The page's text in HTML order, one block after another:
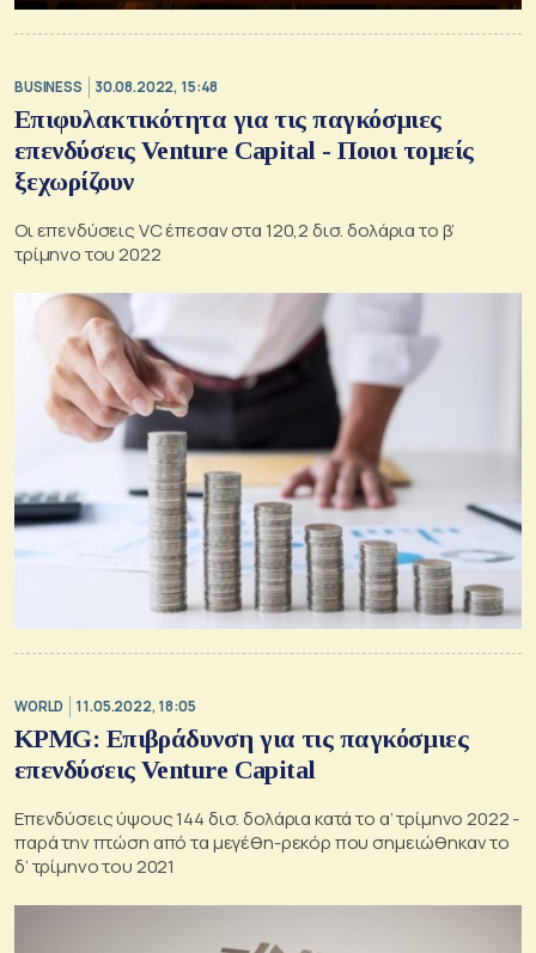
BUSINESS 30.08.2022, 15:48
Επιφυλακτικότητα για τις παγκόσμιες
επενδύσεις Venture Capital - Ποιοι τομείς
ξεχωρίζουν
Οι επενδύσεις VC έπεσαν στα 120,2 δισ. δολάρια το β’
τρίμηνο του 2022
WORLD 11.05.2022, 18:05
KPMG: Επιβράδυνση για τις παγκόσμιες
επενδύσεις Venture Capital
Επενδύσεις ύψους 144 δισ. δολάρια κατά το α’ τρίμηνο 2022 -
παρά την πτώση από τα μεγέθη-ρεκόρ που σημειώθηκαν το
δ’ τρίμηνο του 2021